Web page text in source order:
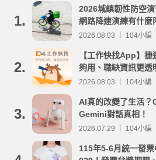
1.
2026城鎮韌性防空
網路降速演練有什麼
事項整理
2026.08.03 ｜ 104小編
2.
【工作快找App】
夠用、職缺資訊更透
2026.08.03 ｜ 104小編
3.
AI真的改變了生活
Gemini對話真相！
2026.07.29 ｜ 104小編
115年5-6月統一發